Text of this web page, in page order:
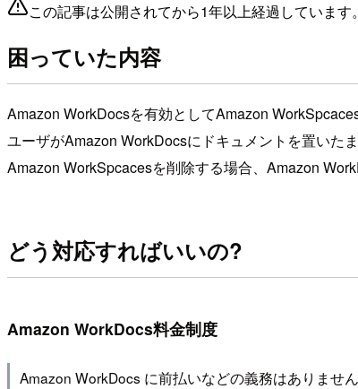
この記事は公開されてから1年以上経過していま
困っていた内容
Amazon WorkDocsを有効としてAmazon
ユーザがAmazon WorkDocsにドキュメントを置いた
Amazon WorkSpcacesを削除する場合、Amazon
どう対応すればいいの?
Amazon WorkDocs料金制度
Amazon WorkDocs に前払いなどの義務はありませ